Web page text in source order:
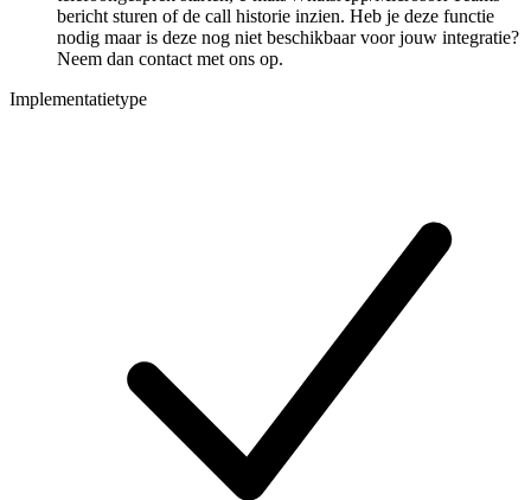
bericht sturen of de call historie inzien. Heb je deze functie
nodig maar is deze nog niet beschikbaar voor jouw integratie?
Neem dan contact met ons op.
Implementatietype